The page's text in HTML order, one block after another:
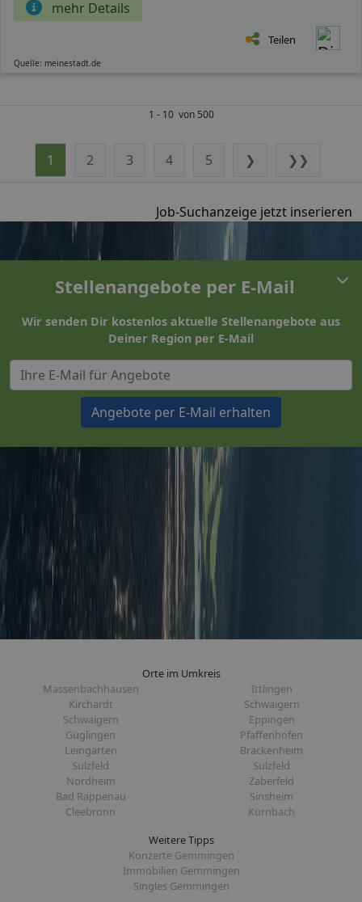
mehr Details
Teilen
Quelle: meinestadt.de
1 - 10 von 500
1 2 3 4 5 ❯ ❯❯
Job-Suchanzeige jetzt inserieren
Stellenangebote per E-Mail
Wir senden Dir kostenlos aktuelle Stellenangebote aus
Deiner Region per E-Mail
Angebote per E-Mail erhalten
Orte im Umkreis
Massenbachhausen
Ittlingen
Kirchardt
Schwaigern
Schwaigern
Eppingen
Güglingen
Pfaffenhofen
Leingarten
Brackenheim
Sulzfeld
Sulzfeld
Nordheim
Zaberfeld
Bad Rappenau
Sinsheim
Cleebronn
Kürnbach
Weitere Tipps
Konzerte Gemmingen
Immobilien Gemmingen
Singles Gemmingen